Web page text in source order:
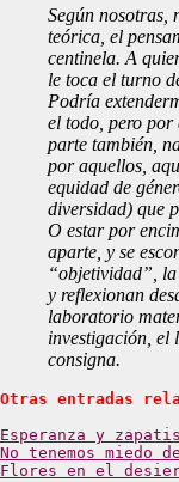
Según nosotras,
teórica, el
centinela. A
le toca el turno
Podría
el todo, pero por
parte también,
por aquellos,
equidad de
diversidad) que
O estar por
aparte, y se
“objetividad”,
y reflexionan
laboratorio
investigación, el
consigna.
Otras entradas
Esperanza y
No tenemos miedo
Flores en el